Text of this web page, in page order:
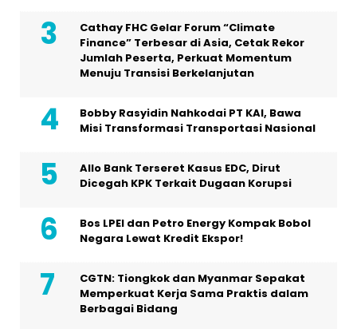
Cathay FHC Gelar Forum “Climate
Finance” Terbesar di Asia, Cetak Rekor
Jumlah Peserta, Perkuat Momentum
Menuju Transisi Berkelanjutan
Bobby Rasyidin Nahkodai PT KAI, Bawa
Misi Transformasi Transportasi Nasional
Allo Bank Terseret Kasus EDC, Dirut
Dicegah KPK Terkait Dugaan Korupsi
Bos LPEI dan Petro Energy Kompak Bobol
Negara Lewat Kredit Ekspor!
CGTN: Tiongkok dan Myanmar Sepakat
Memperkuat Kerja Sama Praktis dalam
Berbagai Bidang